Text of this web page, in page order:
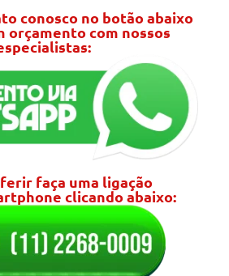
conosco no botão abaixo
orçamento com nossos
faça uma ligação
clicando abaixo: